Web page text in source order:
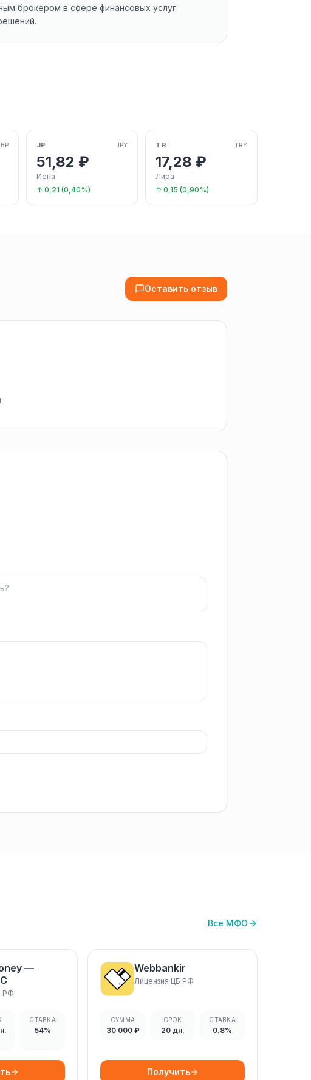
брокером в сфере финансовых услуг.
JP JPY
51,82 ₽
Иена
↑ 0,21 (0,40%)
TR TRY
17,28 ₽
Лира
↑ 0,15 (0,90%)
Оставить отзыв
Все МФО
—
РФ
СТАВКА
54%
Webbankir
Лицензия ЦБ РФ
СУММА
30 000 ₽
СРОК
20 дн.
СТАВКА
0.8%
Получить